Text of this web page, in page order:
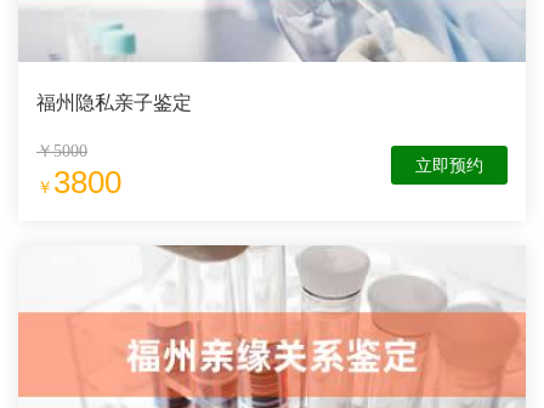
福州隐私亲子鉴定
￥5000
￥ 3800 立即预约